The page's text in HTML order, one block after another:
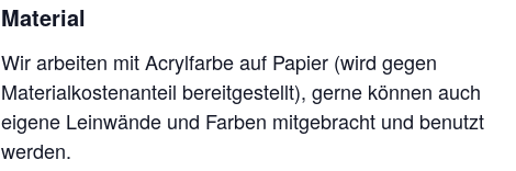
Material
Wir arbeiten mit Acrylfarbe auf Papier (wird gegen
Materialkostenanteil bereitgestellt), gerne können auch
eigene Leinwände und Farben mitgebracht und benutzt
werden.